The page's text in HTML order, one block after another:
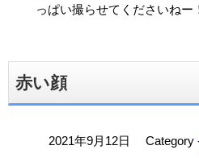
っぱい撮らせてくださいねー
赤い顔
2021年9月12日 Category